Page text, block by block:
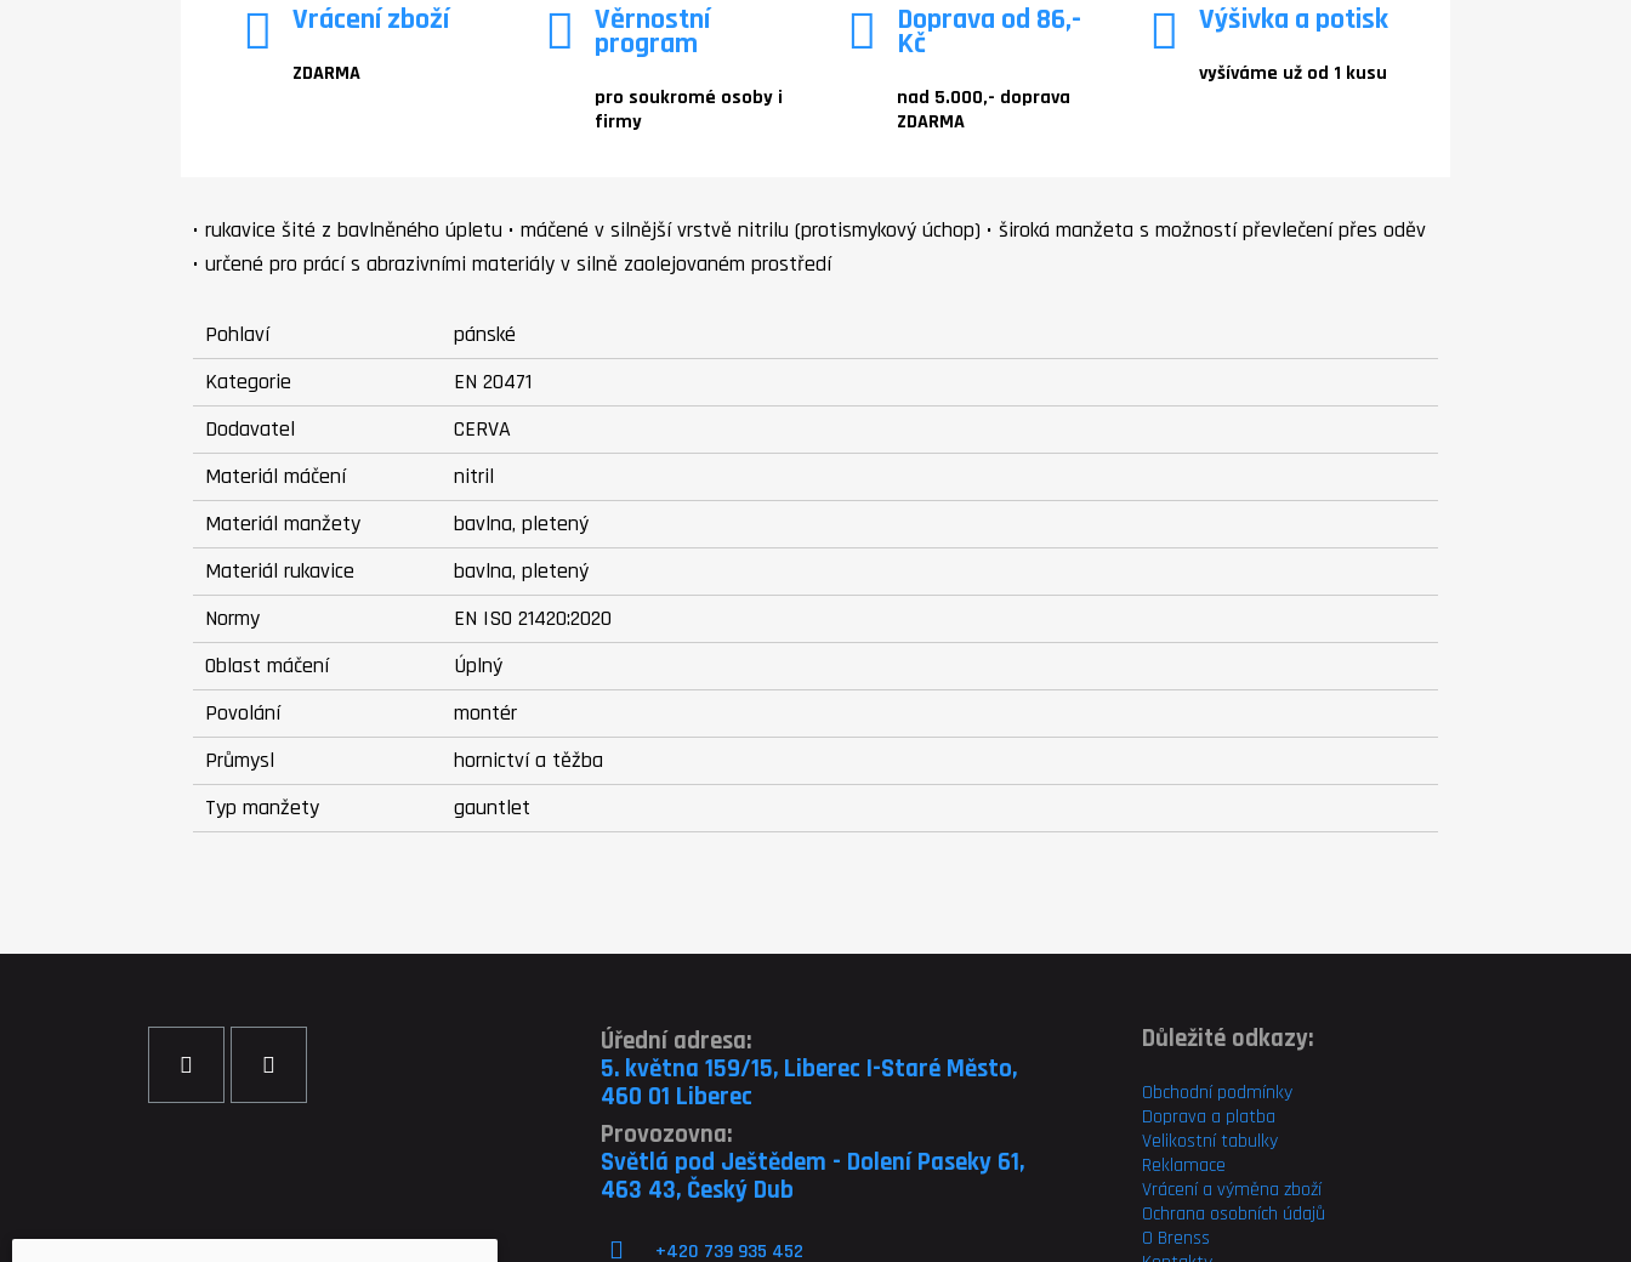
Vrácení zboží
ZDARMA
Věrnostní
program
pro soukromé osoby i
firmy
Doprava od 86,-
Kč
nad 5.000,- doprava
ZDARMA
Výšivka a potisk
vyšíváme už od 1 kusu
• rukavice šité z bavlněného úpletu • máčené v silnější vrstvě nitrilu (protismykový úchop) • široká manžeta s možností převlečení přes oděv
• určené pro prácí s abrazivními materiály v silně zaolejovaném prostředí
Pohlaví
pánské
Kategorie
EN 20471
Dodavatel
CERVA
Materiál máčení
nitril
Materiál manžety
bavlna, pletený
Materiál rukavice
bavlna, pletený
Normy
EN ISO 21420:2020
Oblast máčení
Úplný
Povolání
montér
Průmysl
hornictví a těžba
Typ manžety
gauntlet
Úřední adresa:
5. května 159/15, Liberec I-Staré Město,
460 01 Liberec
Provozovna:
Světlá pod Ještědem - Dolení Paseky 61,
463 43, Český Dub
+420 739 935 452
Důležité odkazy:
Obchodní podmínky
Doprava a platba
Velikostní tabulky
Reklamace
Vrácení a výměna zboží
Ochrana osobních údajů
O Brenss